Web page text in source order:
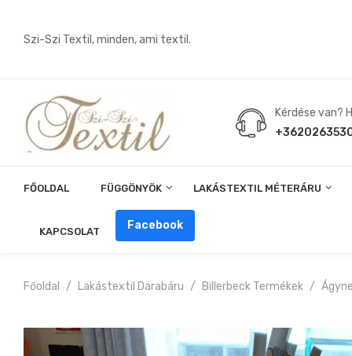
Szi-Szi Textil, minden, ami textil.
Kérdése van?
FŐOLDAL FÜGGÖNYÖK LAKÁSTEXTIL MÉTERÁRU
KAPCSOLAT Facebook
Főoldal Lakástextil Darabáru Billerbeck Termékek